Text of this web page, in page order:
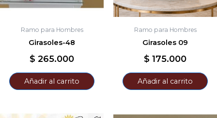
Ramo para Hombres
Girasoles-48
$ 265.000
Añadir al carrito
Ramo para Hombres
Girasoles 09
$ 175.000
Añadir al carrito